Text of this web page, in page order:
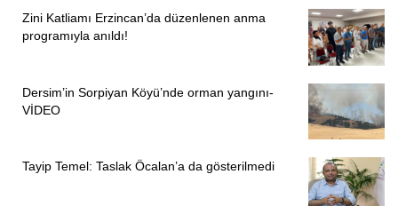
Zini Katliamı Erzincan’da düzenlenen anma
programıyla anıldı!
Dersim’in Sorpiyan Köyü’nde orman yangını-
VİDEO
Tayip Temel: Taslak Öcalan’a da gösterilmedi